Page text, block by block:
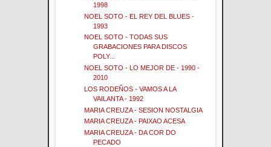
1998
NOEL SOTO - EL REY DEL BLUES -
1993
NOEL SOTO - TODAS SUS
GRABACIONES PARA DISCOS
POLY...
NOEL SOTO - LO MEJOR DE - 1990 -
2010
LOS RODEÑOS - VAMOS A LA
VAILANTA - 1992
MARIA CREUZA - SESION NOSTALGIA
MARIA CREUZA - PAIXAO ACESA
MARIA CREUZA - DA COR DO
PECADO